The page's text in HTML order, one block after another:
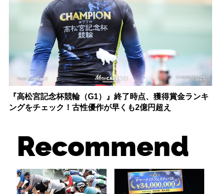
『高松宮記念杯競輪（G1）』終了時点、獲得賞金ランキ
ングをチェック！古性優作が早くも2億円超え
Recommend